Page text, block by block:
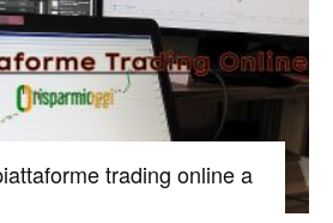
trading online a